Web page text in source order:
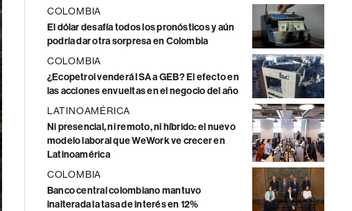
COLOMBIA
El dólar desafía todos los pronósticos y aún
podría dar otra sorpresa en Colombia
COLOMBIA
¿Ecopetrol venderá ISA a GEB? El efecto en
las acciones envueltas en el negocio del año
LATINOAMÉRICA
Ni presencial, ni remoto, ni híbrido: el nuevo
modelo laboral que WeWork ve crecer en
Latinoamérica
COLOMBIA
Banco central colombiano mantuvo
inalterada la tasa de interés en 12%